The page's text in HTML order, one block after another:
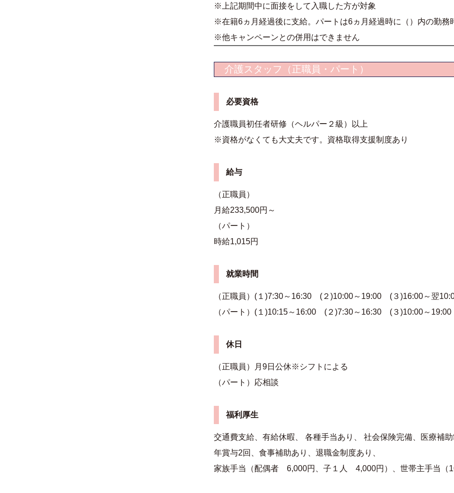
※上記期間中に面接をして入職した方が対象
※在籍6ヵ月経過後に支給。パートは6ヵ月経過時に（）内の勤務
※他キャンペーンとの併用はできません
介護スタッフ（正職員・パート）
必要資格
介護職員初任者研修（ヘルパー２級）以上
※資格がなくても大丈夫です。資格取得支援制度あり
給与
（正職員）
月給233,500円～
（パート）
時給1,015円
就業時間
（正職員）(１)7:30～16:30 (２)10:00～19:00 (３)16:00～翌
（パート）(１)10:15～16:00 (２)7:30～16:30 (３)10:00～19:00
休日
（正職員）月9日公休※シフトによる
（パート）応相談
福利厚生
交通費支給、有給休暇、 各種手当あり、 社会保険完備、医療補
年賞与2回、食事補助あり、退職金制度あり、
家族手当（配偶者 6,000円、子１人 4,000円）、世帯主手当（